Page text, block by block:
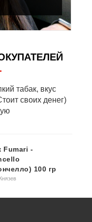
табак, вкус
своих денег)
Fumari -
100 гр